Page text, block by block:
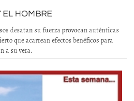
EL HOMBRE
desatan su fuerza provocan auténticas
que acarrean efectos benéficos para
a su vera.